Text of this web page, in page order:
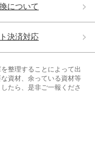
について
決済対応
整理することによって出
資材、余っている資材等
たら、是非ご一報くださ